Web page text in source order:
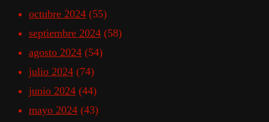
octubre 2024 (55)
septiembre 2024 (58)
agosto 2024 (54)
julio 2024 (74)
junio 2024 (44)
mayo 2024 (43)